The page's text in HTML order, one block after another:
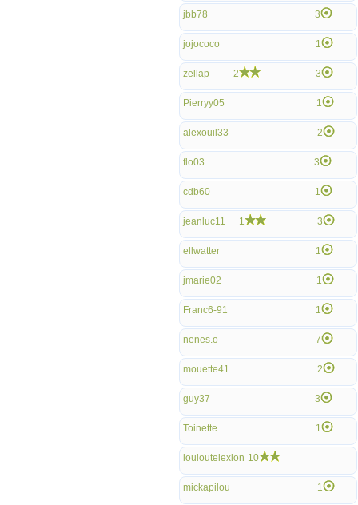
jbb78 3
jojococo 1
zellap 2 3
Pierryy05 1
alexouil33 2
flo03 3
cdb60 1
jeanluc11 1 3
ellwatter 1
jmarie02 1
Franc6-91 1
nenes.o 7
mouette41 2
guy37 3
Toinette 1
louloutelexion 10
mickapilou 1